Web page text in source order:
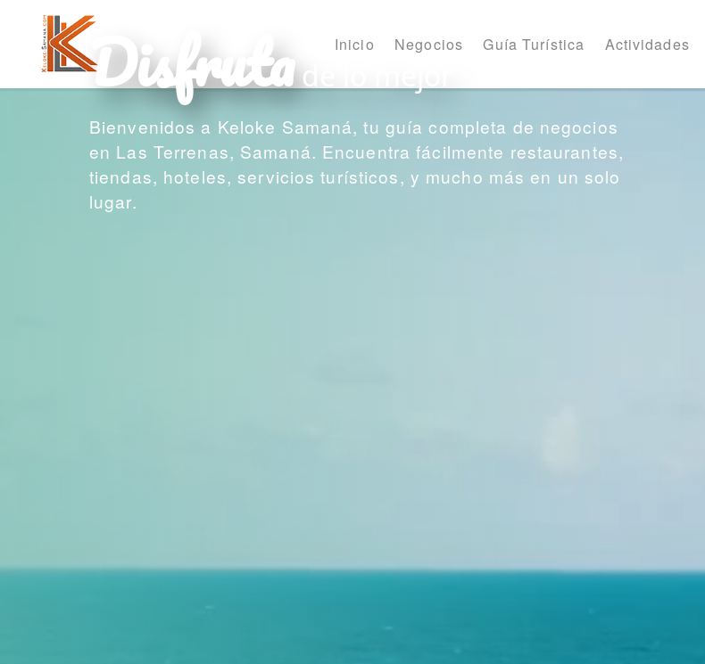
Inicio Negocios Guía Turística Actividades
Disfrutade lo mejor
Bienvenidos a Keloke Samaná, tu guía completa de negocios
en Las Terrenas, Samaná. Encuentra fácilmente restaurantes,
tiendas, hoteles, servicios turísticos, y mucho más en un solo
lugar.